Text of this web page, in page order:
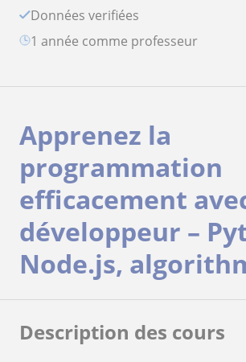
Données verifiées
1 année comme professeur
Apprenez la
programmation
efficacement
développeur –
Node.js,
Description des cours